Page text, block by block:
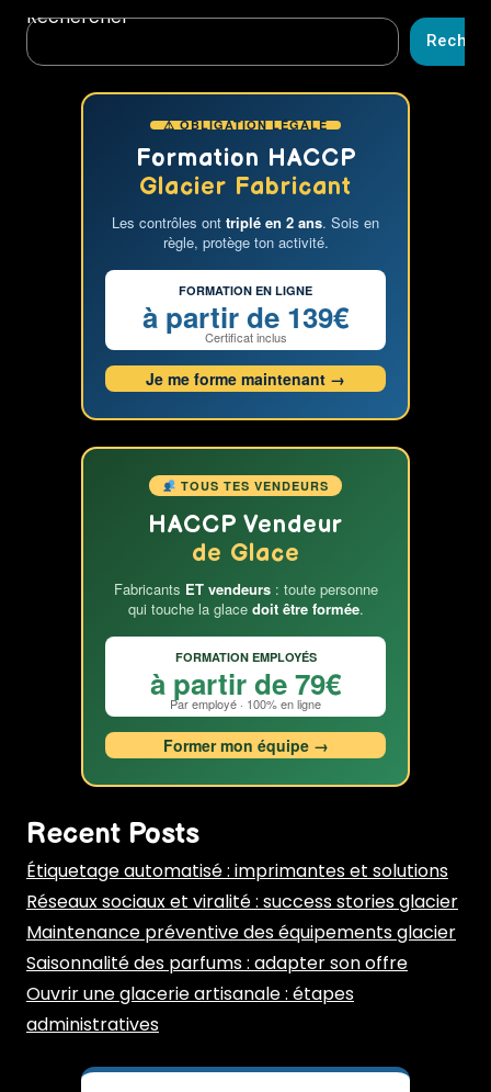
de
glacier
Rechercher
⚠ OBLIGATION LÉGALE
Formation HACCP
Glacier Fabricant
Les contrôles ont triplé en 2 ans. Sois en
règle, protège ton activité.
FORMATION EN LIGNE
à partir de 139€
Certificat inclus
Je me forme maintenant →
TOUS TES VENDEURS
HACCP Vendeur
de Glace
Fabricants ET vendeurs: toute personne
qui touche la glace doit être formée.
FORMATION EMPLOYÉS
à partir de 79€
Par employé · 100% en ligne
Former mon équipe →
Recent Posts
Étiquetage automatisé : imprimantes et solutions
Réseaux sociaux et viralité : success stories glacier
Maintenance préventive des équipements glacier
Saisonnalité des parfums : adapter son offre
Ouvrir une glacerie artisanale : étapes
administratives